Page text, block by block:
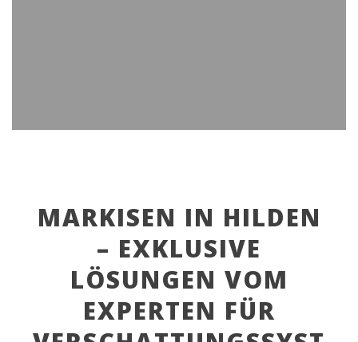
MARKISEN IN HILDEN
– EXKLUSIVE
LÖSUNGEN VOM
EXPERTEN FÜR